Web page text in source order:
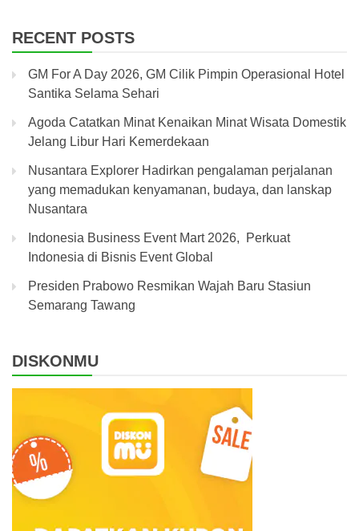
RECENT POSTS
GM For A Day 2026, GM Cilik Pimpin Operasional Hotel
Santika Selama Sehari
Agoda Catatkan Minat Kenaikan Minat Wisata Domestik
Jelang Libur Hari Kemerdekaan
Nusantara Explorer Hadirkan pengalaman perjalanan
yang memadukan kenyamanan, budaya, dan lanskap
Nusantara
Indonesia Business Event Mart 2026, Perkuat
Indonesia di Bisnis Event Global
Presiden Prabowo Resmikan Wajah Baru Stasiun
Semarang Tawang
DISKONMU